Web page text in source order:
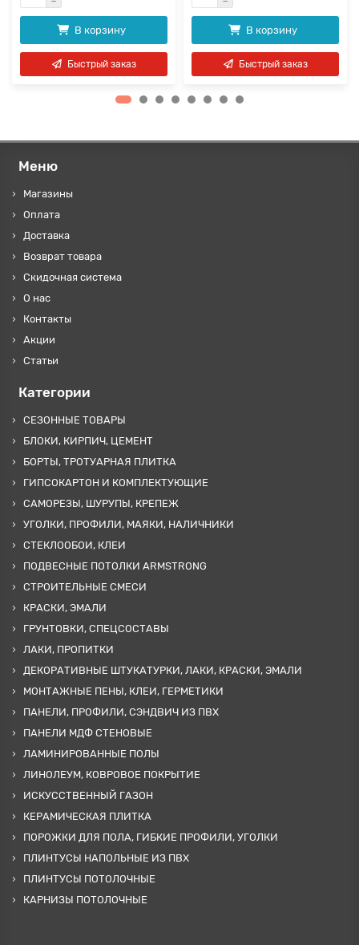
В корзину
Быстрый заказ
В корзину
Быстрый заказ
Меню
Магазины
Оплата
Доставка
Возврат товара
Скидочная система
О нас
Контакты
Акции
Статьи
Категории
СЕЗОННЫЕ ТОВАРЫ
БЛОКИ, КИРПИЧ, ЦЕМЕНТ
БОРТЫ, ТРОТУАРНАЯ ПЛИТКА
ГИПСОКАРТОН И КОМПЛЕКТУЮЩИЕ
САМОРЕЗЫ, ШУРУПЫ, КРЕПЕЖ
УГОЛКИ, ПРОФИЛИ, МАЯКИ, НАЛИЧНИКИ
СТЕКЛООБОИ, КЛЕИ
ПОДВЕСНЫЕ ПОТОЛКИ ARMSTRONG
СТРОИТЕЛЬНЫЕ СМЕСИ
КРАСКИ, ЭМАЛИ
ГРУНТОВКИ, СПЕЦСОСТАВЫ
ЛАКИ, ПРОПИТКИ
ДЕКОРАТИВНЫЕ ШТУКАТУРКИ, ЛАКИ, КРАСКИ, ЭМАЛИ
МОНТАЖНЫЕ ПЕНЫ, КЛЕИ, ГЕРМЕТИКИ
ПАНЕЛИ, ПРОФИЛИ, СЭНДВИЧ ИЗ ПВХ
ПАНЕЛИ МДФ СТЕНОВЫЕ
ЛАМИНИРОВАННЫЕ ПОЛЫ
ЛИНОЛЕУМ, КОВРОВОЕ ПОКРЫТИЕ
ИСКУССТВЕННЫЙ ГАЗОН
КЕРАМИЧЕСКАЯ ПЛИТКА
ПОРОЖКИ ДЛЯ ПОЛА, ГИБКИЕ ПРОФИЛИ, УГОЛКИ
ПЛИНТУСЫ НАПОЛЬНЫЕ ИЗ ПВХ
ПЛИНТУСЫ ПОТОЛОЧНЫЕ
КАРНИЗЫ ПОТОЛОЧНЫЕ